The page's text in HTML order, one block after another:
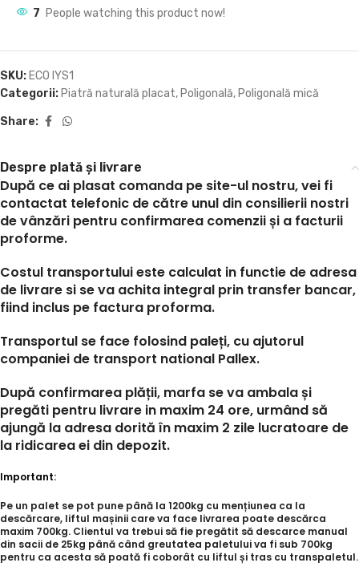
7 People watching this product now!
SKU: ECO IYS1
Categorii: Piatră naturală placat, Poligonală, Poligonală mică
Share:
Despre plată și livrare
După ce ai plasat comanda pe site-ul nostru, vei fi
contactat telefonic de către unul din consilierii nostri
de vânzări pentru confirmarea comenzii și a facturii
proforme.
Costul transportului este calculat in functie de adresa
de livrare si se va achita integral prin transfer bancar,
fiind inclus pe factura proforma.
Transportul se face folosind paleți, cu ajutorul
companiei de transport national Pallex.
După confirmarea plății, marfa se va ambala și
pregăti pentru livrare in maxim 24 ore, urmând să
ajungă la adresa dorită în maxim 2 zile lucratoare de
la ridicarea ei din depozit.
Important:
Pe un palet se pot pune până la 1200kg cu mențiunea ca la
descărcare, liftul mașinii care va face livrarea poate descărca
maxim 700kg. Clientul va trebui să fie pregătit să descarce manual
din sacii de 25kg până când greutatea paletului va fi sub 700kg
pentru ca acesta să poată fi coborât cu liftul și tras cu transpaletul.